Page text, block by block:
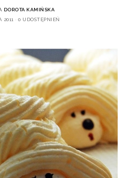
DOROTA KAMIŃSKA
2011
0 UDOSTĘPNIEŃ